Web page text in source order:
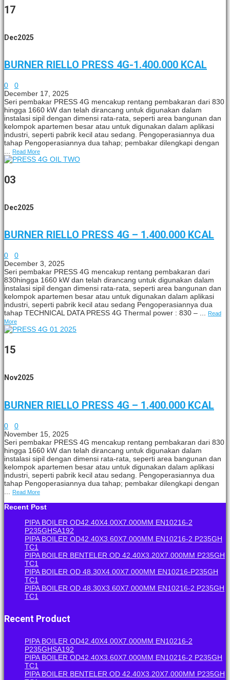
17
Dec2025
BURNER RIELLO PRESS 4G-1.400.000 KCAL
0
0
December 17, 2025
Seri pembakar PRESS 4G mencakup rentang pembakaran dari 830
hingga 1660 kW dan telah dirancang untuk digunakan dalam
instalasi sipil dengan dimensi rata-rata, seperti area bangunan dan
kelompok apartemen besar atau untuk digunakan dalam aplikasi
industri, seperti pabrik kecil atau sedang. Pengoperasiannya dua
tahap Pengoperasiannya dua tahap; pembakar dilengkapi dengan
Read More
03
Dec2025
BURNER RIELLO PRESS 4G – 1.400.000 KCAL
0
0
December 3, 2025
Seri pembakar PRESS 4G mencakup rentang pembakaran dari
830hingga 1660 kW dan telah dirancang untuk digunakan dalam
instalasi sipil dengan dimensi rata-rata, seperti area bangunan dan
kelompok apartemen besar atau untuk digunakan dalam aplikasi
industri, seperti pabrik kecil atau sedang Pengoperasiannya dua
tahap TECHNICAL DATA PRESS 4G Thermal power : 830 – ... Read
More
15
Nov2025
BURNER RIELLO PRESS 4G – 1.400.000 KCAL
0
0
November 15, 2025
Seri pembakar PRESS 4G mencakup rentang pembakaran dari 830
hingga 1660 kW dan telah dirancang untuk digunakan dalam
instalasi sipil dengan dimensi rata-rata, seperti area bangunan dan
kelompok apartemen besar atau untuk digunakan dalam aplikasi
industri, seperti pabrik kecil atau sedang. Pengoperasiannya dua
tahap Pengoperasiannya dua tahap; pembakar dilengkapi dengan
Read More
Recent Post
PIPA BOILER OD42.40X4.00X7.000MM EN10216-2
P235GHSA192
PIPA BOILER OD42.40X3.60X7.000MM EN10216-2 P235GH
TC1
PIPA BOILER BENTELER OD 42.40X3.20X7.000MM P235GH
TC1
PIPA BOILER OD 48.30X4.00X7.000MM EN10216-P235GH
TC1
PIPA BOILER OD 48.30X3.60X7.000MM EN10216-2 P235GH
TC1
Recent Product
PIPA BOILER OD42.40X4.00X7.000MM EN10216-2
P235GHSA192
PIPA BOILER OD42.40X3.60X7.000MM EN10216-2 P235GH
TC1
PIPA BOILER BENTELER OD 42.40X3.20X7.000MM P235GH